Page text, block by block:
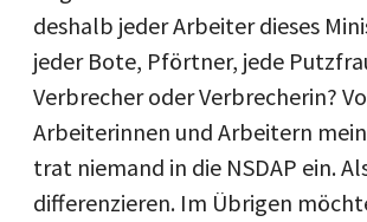
deshalb jeder Arbeiter dieses
jeder Bote, Pförtner, jede
Verbrecher oder Verbrecherin?
Arbeiterinnen und Arbeitern
trat niemand in die NSDAP ein.
differenzieren. Im Übrigen